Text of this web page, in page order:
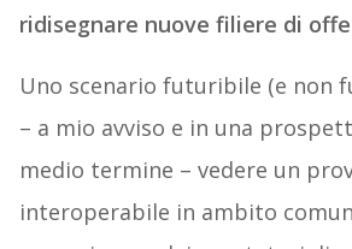
ridisegnare nuove filiere di
Uno scenario futuribile (e non
– a mio avviso e in una
medio termine – vedere un
interoperabile in ambito